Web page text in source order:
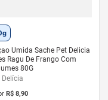
Umida Sache Pet Delicia
Ragu De Frango Com
80G
Delícia
R$ 8,90